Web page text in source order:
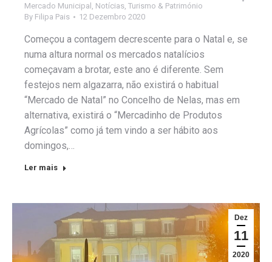
Mercado Municipal Notícias Turismo & Património
By Filipa Pais 12 Dezembro 2020
Começou a contagem decrescente para o Natal e, se
numa altura normal os mercados natalícios
começavam a brotar, este ano é diferente. Sem
festejos nem algazarra, não existirá o habitual
“Mercado de Natal” no Concelho de Nelas, mas em
alternativa, existirá o “Mercadinho de Produtos
Agrícolas” como já tem vindo a ser hábito aos
domingos,…
Ler mais
Dez
11
2020